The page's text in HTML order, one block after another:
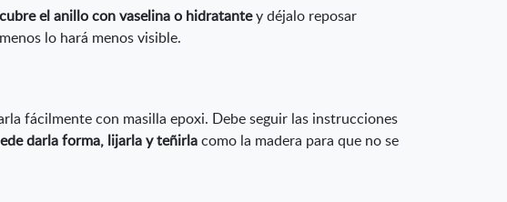
el anillo con vaselina o hidratantey déjalo reposar
lo hará menos visible.
fácilmente con masilla epoxi. Debe seguir las instrucciones
darla forma, lijarla y teñirlacomo la madera para que no se